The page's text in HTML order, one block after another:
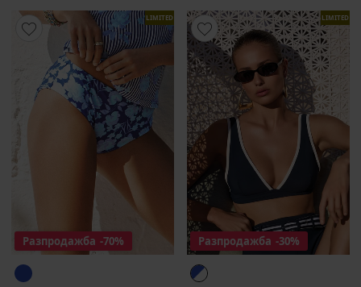
LIMITED
Разпродажба -70%
LIMITED
Разпродажба -30%